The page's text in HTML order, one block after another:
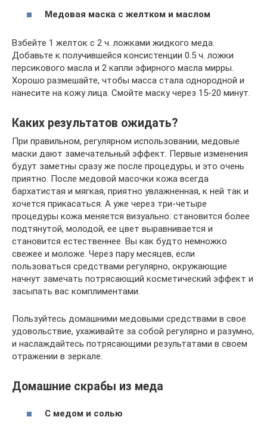
Медовая маска с желтком и маслом
Взбейте 1 желток с 2 ч. ложками жидкого меда.
Добавьте к получившейся консистенции 0.5 ч. ложки
персикового масла и 2 капли эфирного масла мирры.
Хорошо размешайте, чтобы масса стала однородной и
нанесите на кожу лица. Смойте маску через 15-20 минут.
Каких результатов ожидать?
При правильном, регулярном использовании, медовые
маски дают замечательный эффект. Первые изменения
будут заметны сразу же после процедуры, и это очень
приятно. После медовой масочки кожа всегда
бархатистая и мягкая, приятно увлажненная, к ней так и
хочется прикасаться. А уже через три-четыре
процедуры кожа меняется визуально: становится более
подтянутой, молодой, ее цвет выравнивается и
становится естественнее. Вы как будто немножко
свежее и моложе. Через пару месяцев, если
пользоваться средствами регулярно, окружающие
начнут замечать потрясающий косметический эффект и
засыпать вас комплиментами.
Пользуйтесь домашними медовыми средствами в свое
удовольствие, ухаживайте за собой регулярно и разумно,
и наслаждайтесь потрясающими результатами в своем
отражении в зеркале.
Домашние скрабы из меда
С медом и солью